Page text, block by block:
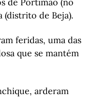
(distrito de Beja).
feridas, uma das
que se mantém
arderam